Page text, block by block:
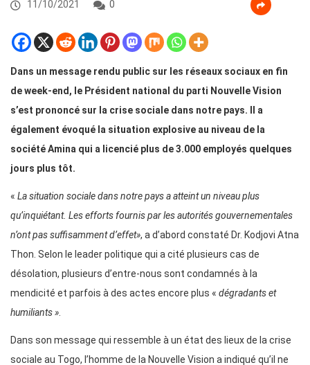
11/10/2021 0
Dans un message rendu public sur les réseaux sociaux en fin
de week-end, le Président national du parti Nouvelle Vision
s’est prononcé sur la crise sociale dans notre pays. Il a
également évoqué la situation explosive au niveau de la
société Amina qui a licencié plus de 3.000 employés quelques
jours plus tôt.
« La situation sociale dans notre pays a atteint un niveau plus
qu’inquiétant. Les efforts fournis par les autorités gouvernementales
n’ont pas suffisamment d’effet», a d’abord constaté Dr. Kodjovi Atna
Thon. Selon le leader politique qui a cité plusieurs cas de
désolation, plusieurs d’entre-nous sont condamnés à la
mendicité et parfois à des actes encore plus « dégradants et
humiliants ».
Dans son message qui ressemble à un état des lieux de la crise
sociale au Togo, l’homme de la Nouvelle Vision a indiqué qu’il ne